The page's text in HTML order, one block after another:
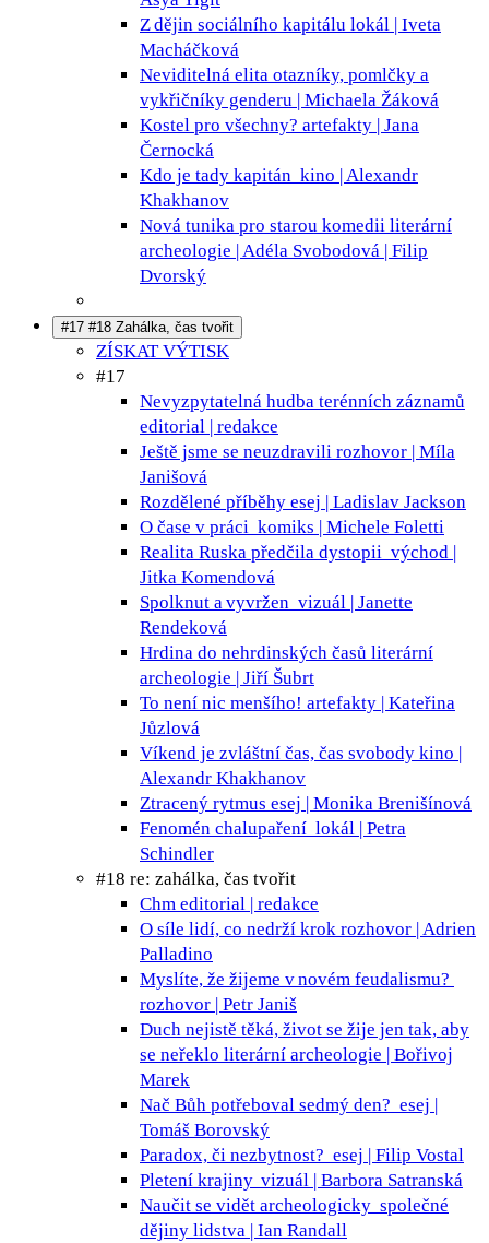
Z dějin sociálního kapitálu lokál | Iveta
Macháčková
Neviditelná elita otazníky, pomlčky a
vykřičníky genderu | Michaela Žáková
Kostel pro všechny? artefakty | Jana
Černocká
Kdo je tady kapitán kino | Alexandr
Khakhanov
Nová tunika pro starou komedii literární
archeologie | Adéla Svobodová | Filip
Dvorský
#17 #18 Zahálka, čas tvořit
ZÍSKAT VÝTISK
#17
Nevyzpytatelná hudba terénních záznamů
editorial | redakce
Ještě jsme se neuzdravili rozhovor | Míla
Janišová
Rozdělené příběhy esej | Ladislav Jackson
O čase v práci komiks | Michele Foletti
Realita Ruska předčila dystopii východ |
Jitka Komendová
Spolknut a vyvržen vizuál | Janette
Rendeková
Hrdina do nehrdinských časů literární
archeologie | Jiří Šubrt
To není nic menšího! artefakty | Kateřina
Jůzlová
Víkend je zvláštní čas, čas svobody kino |
Alexandr Khakhanov
Ztracený rytmus esej | Monika Brenišínová
Fenomén chalupaření lokál | Petra
Schindler
#18 re: zahálka, čas tvořit
Chm editorial | redakce
O síle lidí, co nedrží krok rozhovor | Adrien
Palladino
Myslíte, že žijeme v novém feudalismu?
rozhovor | Petr Janiš
Duch nejistě těká, život se žije jen tak, aby
se neřeklo literární archeologie | Bořivoj
Marek
Nač Bůh potřeboval sedmý den? esej |
Tomáš Borovský
Paradox, či nezbytnost? esej | Filip Vostal
Pletení krajiny vizuál | Barbora Satranská
Naučit se vidět archeologicky společné
dějiny lidstva | Ian Randall